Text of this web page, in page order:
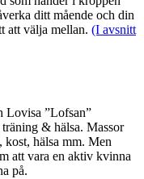
ditt mående och din
att välja mellan. (I avsnitt
Lovisa ”Lofsan”
träning & hälsa. Massor
hälsa mm. Men
att vara en aktiv kvinna
på.